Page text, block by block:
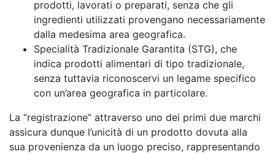
prodotti, lavorati o preparati, senza che gli
ingredienti utilizzati provengano necessariamente
dalla medesima area geografica.
Specialità Tradizionale Garantita (STG), che
indica prodotti alimentari di tipo tradizionale,
senza tuttavia riconoscervi un legame specifico
con un’area geografica in particolare.
La “registrazione” attraverso uno dei primi due marchi
assicura dunque l’unicità di un prodotto dovuta alla
sua provenienza da un luogo preciso, rappresentando